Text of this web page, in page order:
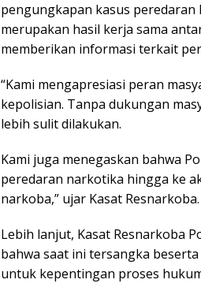
pengungkapan kasus
merupakan hasil kerja sama
memberikan informasi terkait
“Kami mengapresiasi peran
kepolisian. Tanpa dukungan
lebih sulit dilakukan.
Kami juga menegaskan bahwa
peredaran narkotika hingga ke
narkoba,” ujar Kasat Resnarkoba.
Lebih lanjut, Kasat Resnarkoba
bahwa saat ini tersangka
untuk kepentingan proses